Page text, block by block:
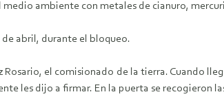
ambiente con metales de cianuro,
abril, durante el bloqueo.
el comisionado de la tierra. Cuando
les dijo a firmar. En la puerta se recogieron